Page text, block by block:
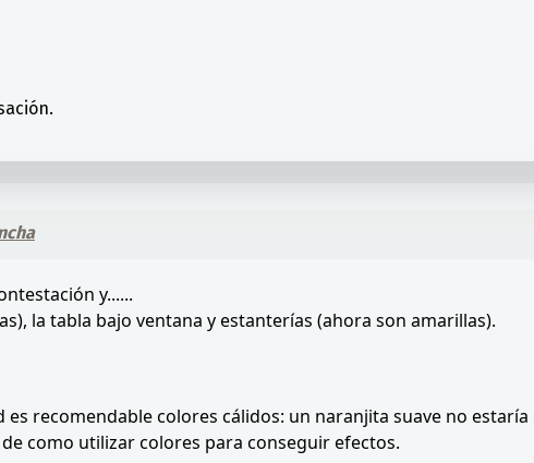
y......
la tabla bajo ventana y estanterías (ahora son amarillas).
recomendable colores cálidos: un naranjita suave no
como utilizar colores para conseguir efectos.